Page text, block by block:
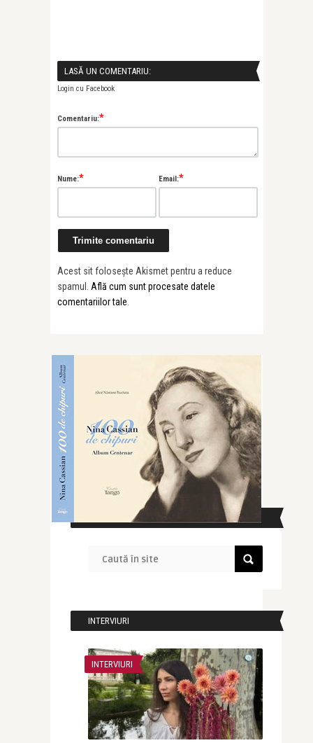
LASĂ UN COMENTARIU:
Login cu Facebook
Comentariu:*
Nume:* Email:*
Acest sit folosește Akismet pentru a reduce
spamul. Află cum sunt procesate datele
comentariilor tale
CAUTĂ ÎN SITE
INTERVIURI
INTERVIURI